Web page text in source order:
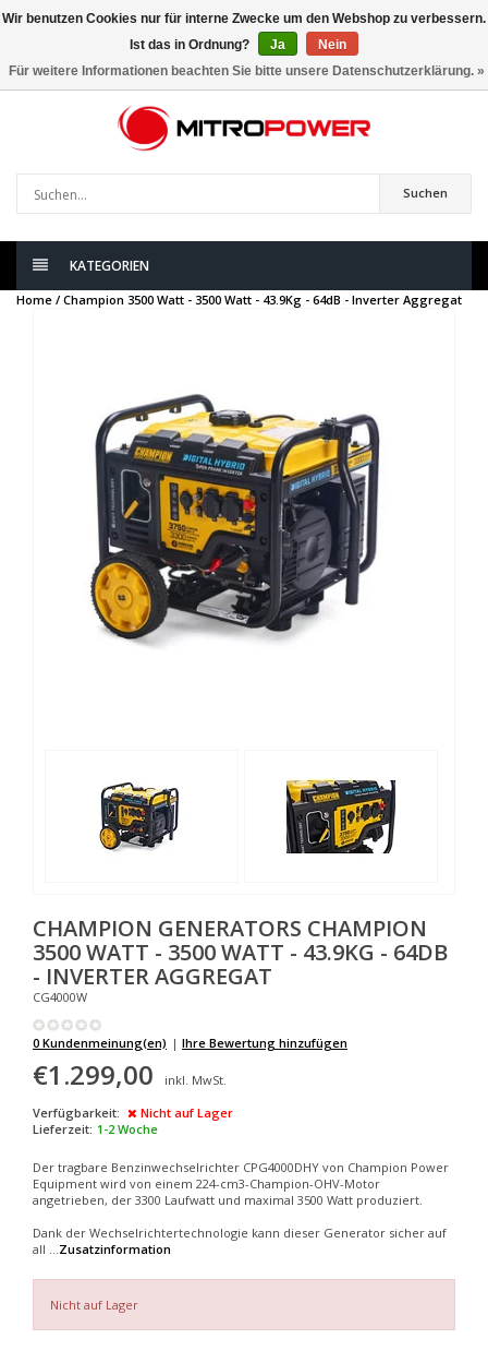
artikel
Suchen
KATEGORIEN
Home / Champion 3500 Watt - 3500 Watt - 43.9Kg - 64dB - Inverter Aggregat
CHAMPION GENERATORS CHAMPION
3500 WATT - 3500 WATT - 43.9KG - 64DB
- INVERTER AGGREGAT
CG4000W
0 Kundenmeinung(en) | Ihre Bewertung hinzufügen
€1.299,00
inkl. MwSt.
Verfügbarkeit:
Nicht auf Lager
Lieferzeit: 1-2 Woche
Der tragbare Benzinwechselrichter CPG4000DHY von Champion Power
Equipment wird von einem 224-cm3-Champion-OHV-Motor
angetrieben, der 3300 Laufwatt und maximal 3500 Watt produziert.
Dank der Wechselrichtertechnologie kann dieser Generator sicher auf
all ...Zusatzinformation
Nicht auf Lager
Wir benutzen Cookies nur für interne Zwecke um den Webshop zu verbessern.
Ist das in Ordnung?
Ja
Nein
Für weitere Informationen beachten Sie bitte unsere Datenschutzerklärung. »